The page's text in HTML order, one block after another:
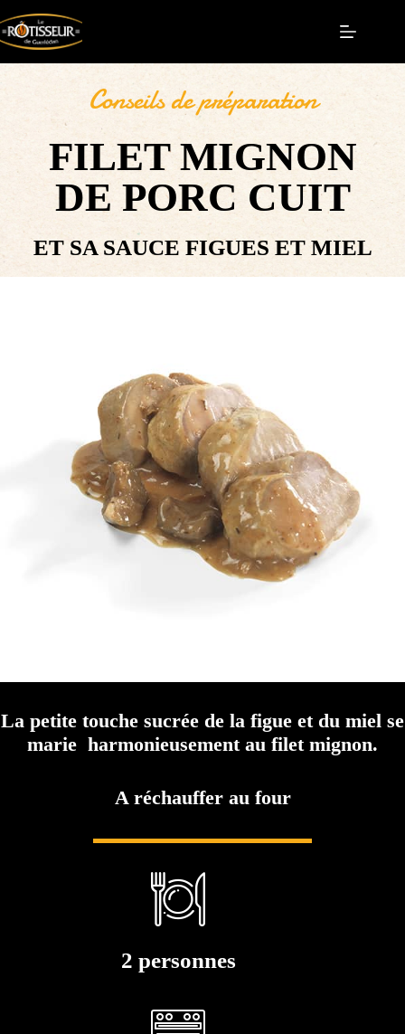
Conseils de préparation
FILET MIGNON
DE PORC CUIT
ET SA SAUCE FIGUES ET MIEL
La petite touche sucrée de la figue et du miel se
marie harmonieusement au filet mignon.
A réchauffer au four
2 personnes